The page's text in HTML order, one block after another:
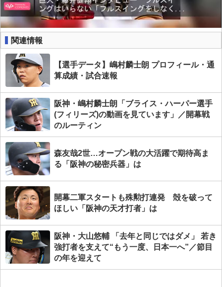
関連情報
【選手データ】嶋村麟士朗 プロフィール・通
算成績・試合速報
阪神・嶋村麟士朗「ブライス・ハーパー選手
(フィリーズ)の動画を見ています」／開幕戦
のルーティン
森友哉2世…オープン戦の大活躍で期待高ま
る「阪神の秘密兵器」は
開幕二軍スタートも殊勲打連発 殻を破って
ほしい「阪神の天才打者」は
阪神・大山悠輔 「去年と同じではダメ」 若き
強打者を支えて“もう一度、日本一へ”／節目
の年を迎えて